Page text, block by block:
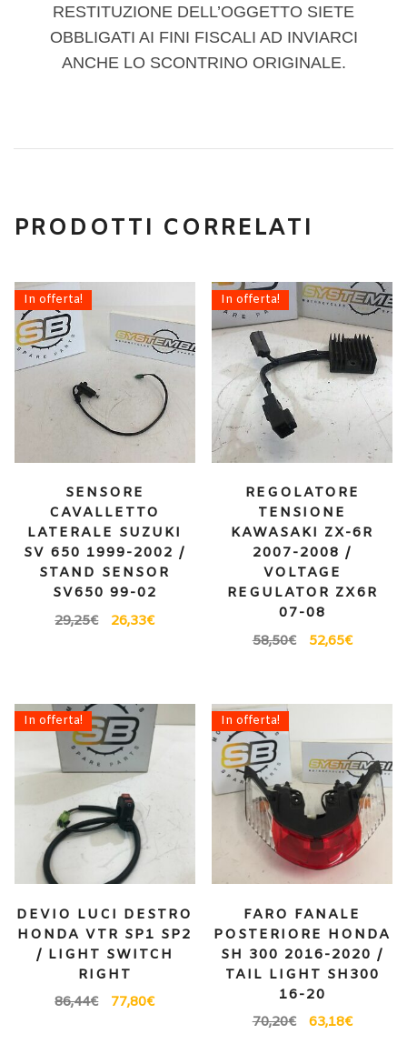
RESTITUZIONE DELL’OGGETTO SIETE
OBBLIGATI AI FINI FISCALI AD INVIARCI
ANCHE LO SCONTRINO ORIGINALE.
PRODOTTI CORRELATI
In offerta!
SENSORE
CAVALLETTO
LATERALE SUZUKI
SV 650 1999-2002 /
STAND SENSOR
SV650 99-02
29,25€ 26,33€
In offerta!
REGOLATORE
TENSIONE
KAWASAKI ZX-6R
2007-2008 /
VOLTAGE
REGULATOR ZX6R
07-08
58,50€ 52,65€
In offerta!
DEVIO LUCI DESTRO
HONDA VTR SP1 SP2
/ LIGHT SWITCH
RIGHT
86,44€ 77,80€
In offerta!
FARO FANALE
POSTERIORE HONDA
SH 300 2016-2020 /
TAIL LIGHT SH300
16-20
70,20€ 63,18€